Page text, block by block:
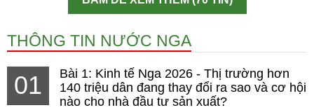
THÔNG TIN NƯỚC NGA
01
Bài 1: Kinh tế Nga 2026 - Thị trường hơn
140 triệu dân đang thay đổi ra sao và cơ hội
nào cho nhà đầu tư sản xuất?